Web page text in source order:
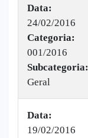
Data:
24/02/2016
Categoria:
001/2016
Subcategoria:
Geral
Data:
19/02/2016